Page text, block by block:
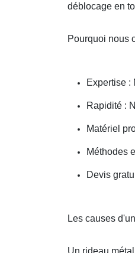
déblocage en
Pourquoi nous
Expertise :
Rapidité :
Matériel
Méthodes
Devis
Les causes
Un rideau